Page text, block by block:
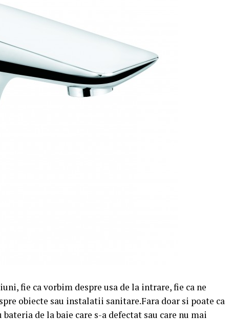
fie ca vorbim despre usa de la intrare, fie ca ne
obiecte sau instalatii sanitare.Fara doar si poate ca
de la baie care s-a defectat sau care nu mai